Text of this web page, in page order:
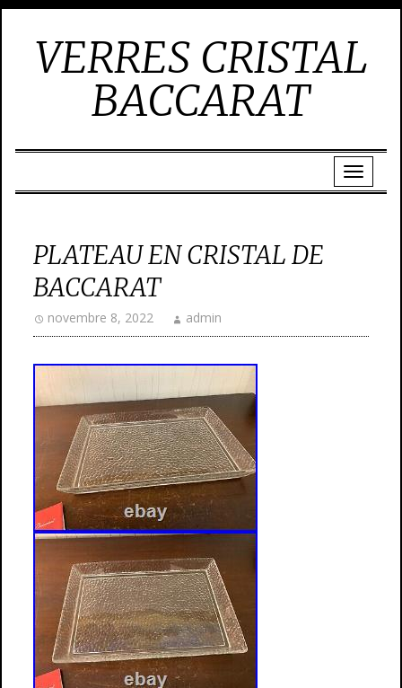
VERRES CRISTAL
BACCARAT
PLATEAU EN CRISTAL DE
BACCARAT
novembre 8, 2022 admin